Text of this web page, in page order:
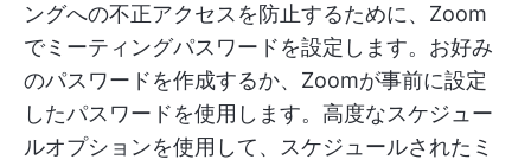
ングへの不正アクセスを防止するために、Zoom
でミーティングパスワードを設定します。お好み
のパスワードを作成するか、Zoomが事前に設定
したパスワードを使用します。高度なスケジュー
ルオプションを使用して、スケジュールされたミ